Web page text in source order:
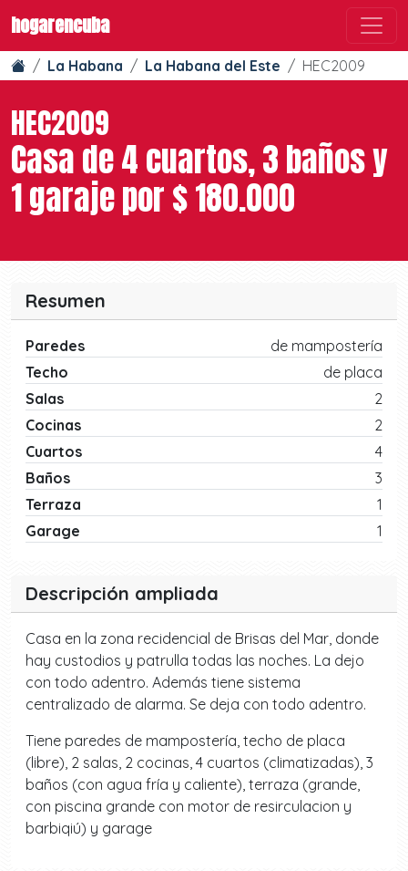
hogarencuba
La Habana La Habana del Este HEC2009
HEC2009
Casa de 4 cuartos, 3 baños y
1 garaje por $ 180.000
Resumen
Paredes
de mampostería
Techo
de placa
Salas
2
Cocinas
2
Cuartos
4
Baños
3
Terraza
1
Garage
1
Descripción ampliada
Casa en la zona recidencial de Brisas del Mar, donde
hay custodios y patrulla todas las noches. La dejo
con todo adentro. Además tiene sistema
centralizado de alarma. Se deja con todo adentro.
Tiene paredes de mampostería, techo de placa
(libre), 2 salas, 2 cocinas, 4 cuartos (climatizadas), 3
baños (con agua fría y caliente), terraza (grande,
con piscina grande con motor de resirculacion y
barbiqiú) y garage